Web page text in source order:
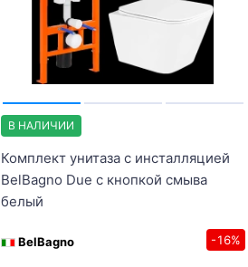
В НАЛИЧИИ
Комплект унитаза с инсталляцией
BelBagno Due с кнопкой смыва
белый
BelBagno -16%